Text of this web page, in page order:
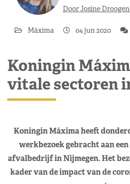
Door Josine
Máxima 04 jun 2020
Koningin
vitale sectoren
Koningin Máxima heeft
werkbezoek gebracht aan
afvalbedrijf in Nijmegen. Het
kader van de impact van de